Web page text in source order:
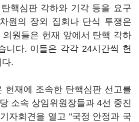
핵심판 각하와 기각 등을 요구
원의 장외 집회나 단식 투쟁은
원들은 헌재 앞에서 탄핵 각하
니다. 이들은 각각 24시간씩 헌
.
헌재에 조속한 탄핵심판 선고를
소속 상임위원장들과 4선 중진
자회견을 열고 "국정 안정과 국